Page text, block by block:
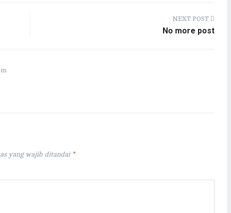
NEXT POST
No more post
yang wajib ditandai *